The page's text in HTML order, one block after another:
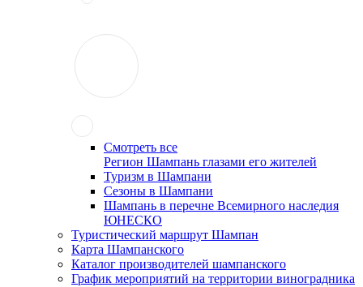
Смотреть все
Регион Шампань глазами его жителей
Туризм в Шампани
Сезоны в Шампани
Шампань в перечне Всемирного наследия
ЮНЕСКО
Туристический маршрут Шампан
Карта Шампанского
Каталог производителей шампанского
График мероприятий на территории виноградника